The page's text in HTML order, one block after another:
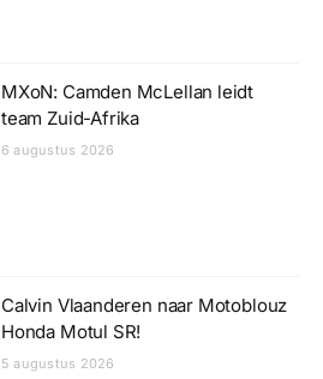
MXoN: Camden McLellan leidt
team Zuid-Afrika
6 augustus 2026
Calvin Vlaanderen naar Motoblouz
Honda Motul SR!
5 augustus 2026